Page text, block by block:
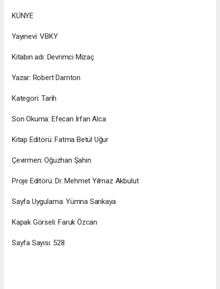
KÜNYE
Yayınevi: VBKY
Kitabın adı: Devrimci Mizaç
Yazar: Robert Darnton
Kategori: Tarih
Son Okuma: Efecan İrfan Alca
Kitap Editörü: Fatma Betül Uğur
Çevirmen: Oğuzhan Şahin
Proje Editörü: Dr. Mehmet Yılmaz Akbulut
Sayfa Uygulama: Yümna Sarıkaya
Kapak Görseli: Faruk Özcan
Sayfa Sayısı: 528